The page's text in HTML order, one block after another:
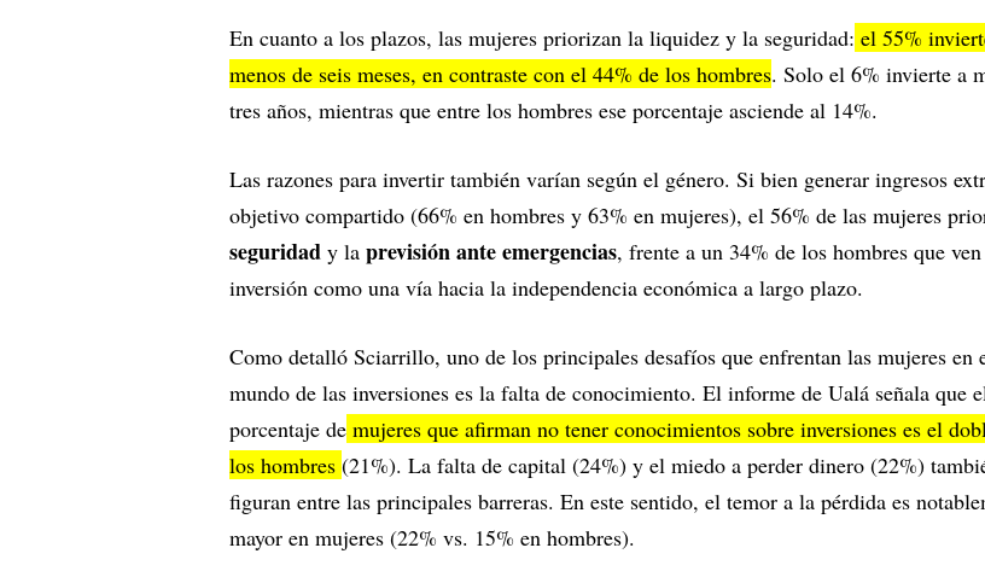
En cuanto a los plazos, las mujeres priorizan la liquidez y la seguridad: el 55%
menos de seis meses, en contraste con el 44% de los hombres. Solo el 6% invierte a
tres años, mientras que entre los hombres ese porcentaje asciende al 14%.
Las razones para invertir también varían según el género. Si bien generar ingresos
objetivo compartido (66% en hombres y 63% en mujeres), el 56% de las mujeres
seguridad y la previsión ante emergencias, frente a un 34% de los hombres que
inversión como una vía hacia la independencia económica a largo plazo.
Como detalló Sciarrillo, uno de los principales desafíos que enfrentan las mujeres en
mundo de las inversiones es la falta de conocimiento. El informe de Ualá señala que
porcentaje de mujeres que afirman no tener conocimientos sobre inversiones es el
los hombres (21%). La falta de capital (24%) y el miedo a perder dinero (22%)
figuran entre las principales barreras. En este sentido, el temor a la pérdida es
mayor en mujeres (22% vs. 15% en hombres).